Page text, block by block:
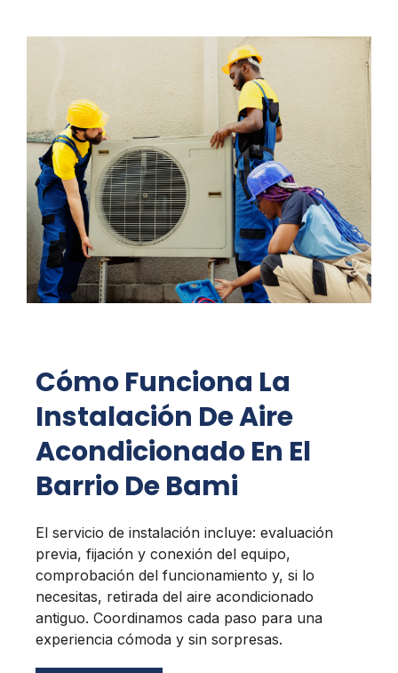
Cómo Funciona La
Instalación De Aire
Acondicionado En El
Barrio De Bami
El servicio de instalación incluye: evaluación
previa, fijación y conexión del equipo,
comprobación del funcionamiento y, si lo
necesitas, retirada del aire acondicionado
antiguo. Coordinamos cada paso para una
experiencia cómoda y sin sorpresas.